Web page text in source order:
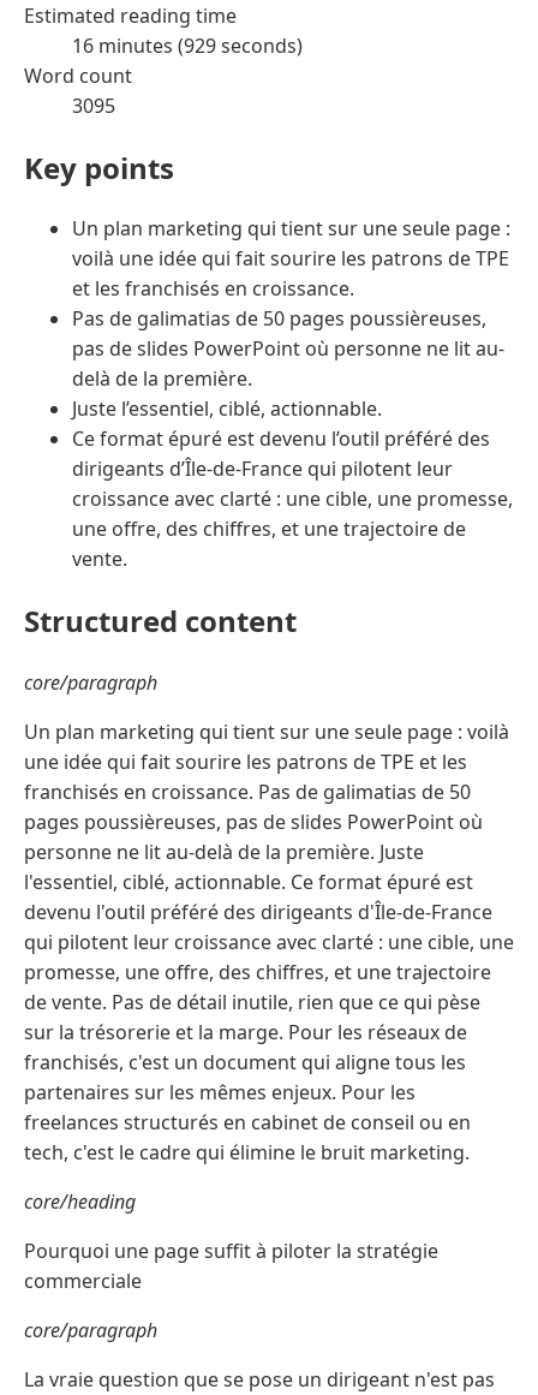
Estimated reading time
16 minutes (929 seconds)
Word count
3095
Key points
Un plan marketing qui tient sur une seule page :
voilà une idée qui fait sourire les patrons de TPE
et les franchisés en croissance.
Pas de galimatias de 50 pages poussièreuses,
pas de slides PowerPoint où personne ne lit au-
delà de la première.
Juste l’essentiel, ciblé, actionnable.
Ce format épuré est devenu l’outil préféré des
dirigeants d’Île-de-France qui pilotent leur
croissance avec clarté : une cible, une promesse,
une offre, des chiffres, et une trajectoire de
vente.
Structured content
core/paragraph
Un plan marketing qui tient sur une seule page : voilà
une idée qui fait sourire les patrons de TPE et les
franchisés en croissance. Pas de galimatias de 50
pages poussièreuses, pas de slides PowerPoint où
personne ne lit au-delà de la première. Juste
l'essentiel, ciblé, actionnable. Ce format épuré est
devenu l'outil préféré des dirigeants d'Île-de-France
qui pilotent leur croissance avec clarté : une cible, une
promesse, une offre, des chiffres, et une trajectoire
de vente. Pas de détail inutile, rien que ce qui pèse
sur la trésorerie et la marge. Pour les réseaux de
franchisés, c'est un document qui aligne tous les
partenaires sur les mêmes enjeux. Pour les
freelances structurés en cabinet de conseil ou en
tech, c'est le cadre qui élimine le bruit marketing.
core/heading
Pourquoi une page suffit à piloter la stratégie
commerciale
core/paragraph
La vraie question que se pose un dirigeant n'est pas